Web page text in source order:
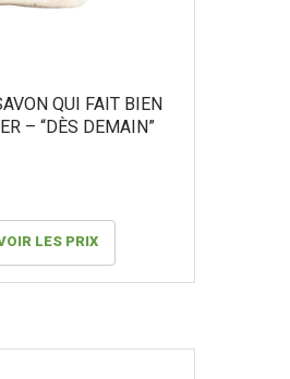
QUI FAIT BIEN
– “DÈS DEMAIN”
LES PRIX